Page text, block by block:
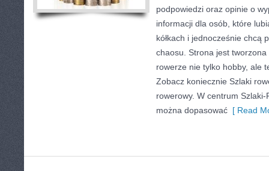
podpowiedzi oraz opinie o
informacji dla osób, które
kółkach i jednocześnie chcą
chaosu. Strona jest
rowerze nie tylko hobby, ale
Zobacz koniecznie Szlaki
rowerowy. W centrum
można dopasować [ Read